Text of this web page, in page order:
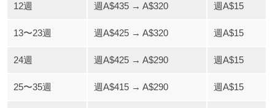
12週 週A$435 → A$320 週A$15
13〜23週 週A$425 → A$320 週A$15
24週 週A$425 → A$290 週A$15
25〜35週 週A$415 → A$290 週A$15